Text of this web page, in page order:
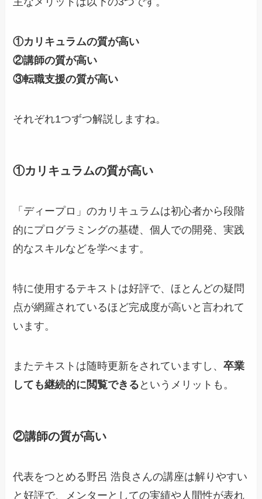
①カリキュラムの質が高い
②講師の質が高い
③転職支援の質が高い
それぞれ1つずつ解説しますね。
①カリキュラムの質が高い
「ディープロ」のカリキュラムは初心者から段階
的にプログラミングの基礎、個人での開発、実践
的なスキルなどを学べます。
特に使用するテキストは好評で、ほとんどの疑問
点が網羅されているほど完成度が高いと言われて
います。
またテキストは随時更新をされていますし、卒業
しても継続的に閲覧できる というメリットも。
②講師の質が高い
代表をつとめる野呂 浩良さんの講座は解りやすい
と好評で、メンターとしての実績や人間性が表れ